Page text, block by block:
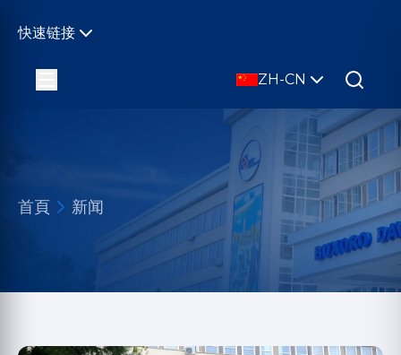
快速链接
ZH-CN
首頁 新闻